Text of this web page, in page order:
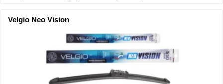
Velgio Neo Vision